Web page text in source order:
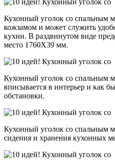
Кухонный уголок со спальным
кожзамом и может служить
кухни. В раздвинутом виде
место 1760Х39 мм.
Кухонный уголок со спальным
вписывается в интерьер и как
обстановки.
Кухонный уголок со спальным
сидения и хранения кухонных